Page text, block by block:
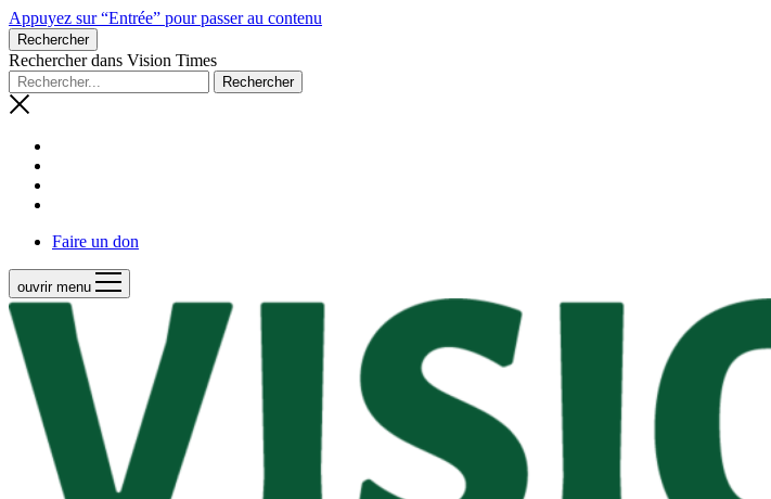
Appuyez sur “Entrée” pour passer au contenu
Rechercher
Rechercher dans Vision Times
Faire un don
ouvrir menu